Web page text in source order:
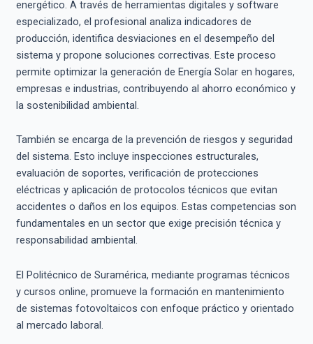
energético. A través de herramientas digitales y software
especializado, el profesional analiza indicadores de
producción, identifica desviaciones en el desempeño del
sistema y propone soluciones correctivas. Este proceso
permite optimizar la generación de Energía Solar en hogares,
empresas e industrias, contribuyendo al ahorro económico y
la sostenibilidad ambiental.
También se encarga de la prevención de riesgos y seguridad
del sistema. Esto incluye inspecciones estructurales,
evaluación de soportes, verificación de protecciones
eléctricas y aplicación de protocolos técnicos que evitan
accidentes o daños en los equipos. Estas competencias son
fundamentales en un sector que exige precisión técnica y
responsabilidad ambiental.
El Politécnico de Suramérica, mediante programas técnicos
y cursos online, promueve la formación en mantenimiento
de sistemas fotovoltaicos con enfoque práctico y orientado
al mercado laboral.